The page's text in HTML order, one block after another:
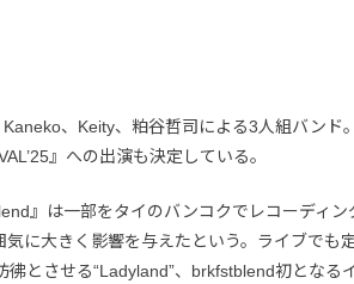
、Keity、粕谷哲司による3人組バンド
』への出演も決定している。
』は一部をタイのバンコクでレコーディン
気に大きく影響を与えたという。ライブでも
彿とさせる“Ladyland”、brkfstblend初となる